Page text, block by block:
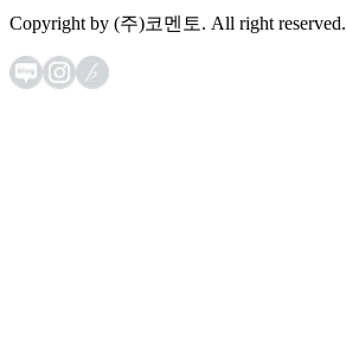
Copyright by (주)코멘토. All right reserved.